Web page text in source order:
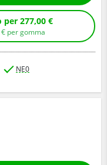
Compra senza montaggio per 277,00 €
€ per gomma
NE0